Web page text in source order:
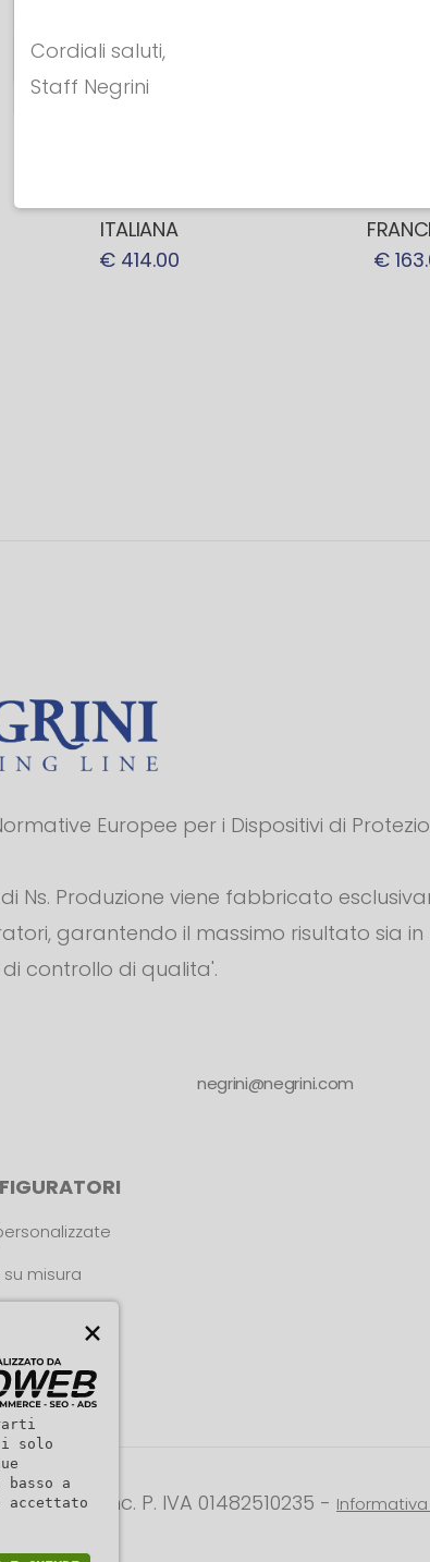
ITALIANA
€ 414.00
€
Europee per i Dispositivi di
Ns. Produzione viene fabbricato
garantendo il massimo risultato sia in
controllo di qualita'.
negrini@negrini.com
su misura
& F. snc. P. IVA 01482510235 -
×
solo
a
accettato
Cordiali saluti,
Staff Negrini